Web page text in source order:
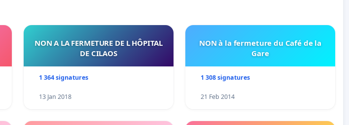
NON A LA FERMETURE DE L HÔPITAL
DE CILAOS
1 364 signatures
13 Jan 2018
NON à la fermeture du Café de la
Gare
1 308 signatures
21 Feb 2014